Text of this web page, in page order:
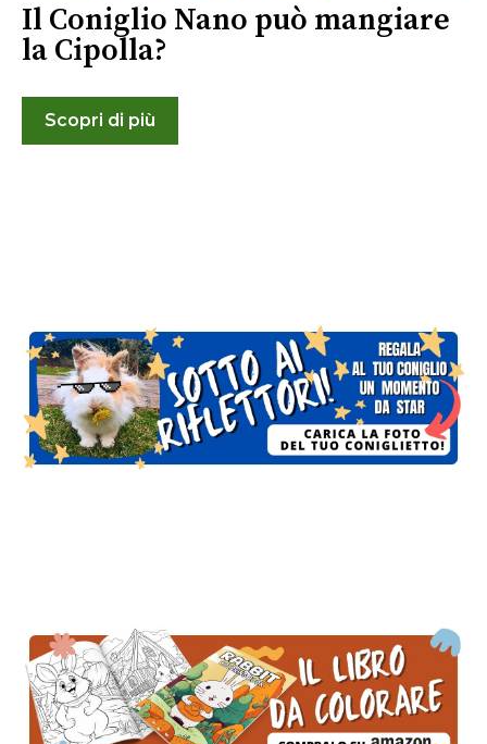
Il Coniglio Nano può mangiare
la Cipolla?
Scopri di più